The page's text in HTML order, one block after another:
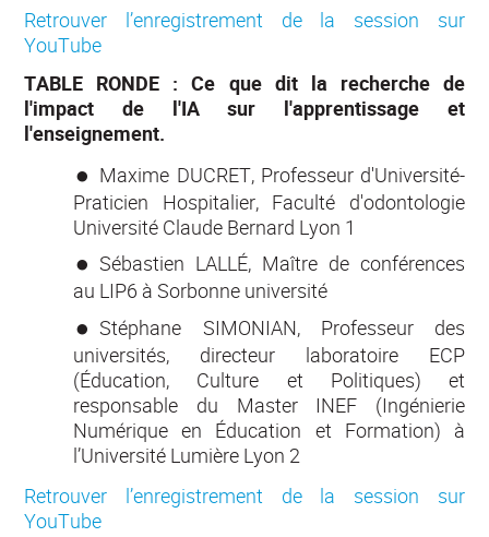
Retrouver l’enregistrement de la session sur
YouTube
TABLE RONDE : Ce que dit la recherche de
l'impact de l'IA sur l'apprentissage et
l'enseignement.
Maxime DUCRET, Professeur d'Université-
Praticien Hospitalier, Faculté d'odontologie
Université Claude Bernard Lyon 1
Sébastien LALLÉ, Maître de conférences
au LIP6 à Sorbonne université
Stéphane SIMONIAN, Professeur des
universités, directeur laboratoire ECP
(Éducation, Culture et Politiques) et
responsable du Master INEF (Ingénierie
Numérique en Éducation et Formation) à
l’Université Lumière Lyon 2
Retrouver l’enregistrement de la session sur
YouTube